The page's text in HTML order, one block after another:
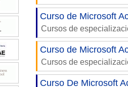
Curso de Microsoft
Cursos de
Curso de Microsoft
Cursos de
Curso De Microsoft